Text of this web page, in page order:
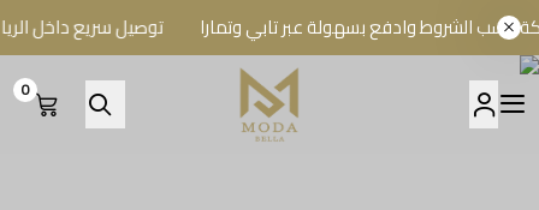
وادفع بسهولة عبر تابي وتمارا توصيل سريع داخل الرياض
BELLA BOUTIQUE
0